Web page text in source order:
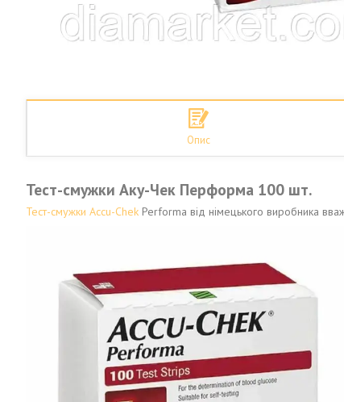
Опис
Тест-смужки Аку-Чек Перформа 100 шт.
Тест-смужки Accu-Chek Performa від німецького виробника